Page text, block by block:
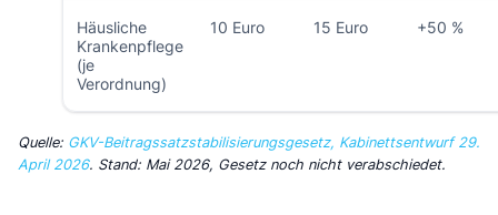
Häusliche
Krankenpflege
(je
Verordnung)
10 Euro 15 Euro +50 %
Quelle: GKV-Beitragssatzstabilisierungsgesetz, Kabinettsentwurf 29.
April 2026. Stand: Mai 2026, Gesetz noch nicht verabschiedet.